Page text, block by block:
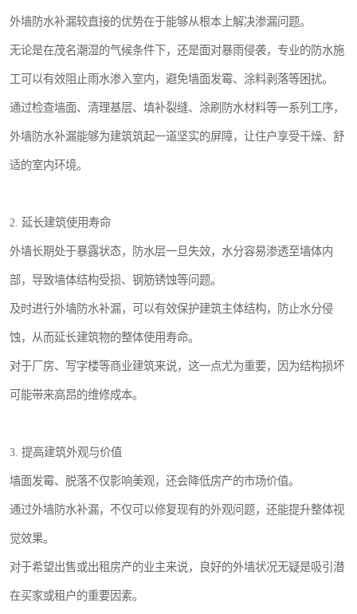
外墙防水补漏较直接的优势在于能够从根本上解决渗漏问题。
无论是在茂名潮湿的气候条件下，还是面对暴雨侵袭，专业的防水施
工可以有效阻止雨水渗入室内，避免墙面发霉、涂料剥落等困扰。
通过检查墙面、清理基层、填补裂缝、涂刷防水材料等一系列工序，
外墙防水补漏能够为建筑筑起一道坚实的屏障，让住户享受干燥、舒
适的室内环境。
2. 延长建筑使用寿命
外墙长期处于暴露状态，防水层一旦失效，水分容易渗透至墙体内
部，导致墙体结构受损、钢筋锈蚀等问题。
及时进行外墙防水补漏，可以有效保护建筑主体结构，防止水分侵
蚀，从而延长建筑物的整体使用寿命。
对于厂房、写字楼等商业建筑来说，这一点尤为重要，因为结构损坏
可能带来高昂的维修成本。
3. 提高建筑外观与价值
墙面发霉、脱落不仅影响美观，还会降低房产的市场价值。
通过外墙防水补漏，不仅可以修复现有的外观问题，还能提升整体视
觉效果。
对于希望出售或出租房产的业主来说，良好的外墙状况无疑是吸引潜
在买家或租户的重要因素。